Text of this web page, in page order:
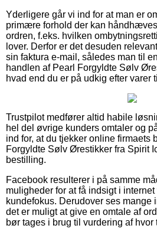
Yderligere går vi ind for at man er
primære forhold der kan
ordren, f.eks. hvilken
lover. Derfor er det desuden
sin faktura e-mail, således man til
handlen af Pearl Forgyldte Sølv
hvad end du er på udkig efter varer
Trustpilot medfører altid habile
hel del øvrige kunders omtaler og
ind for, at du tjekker online firmaets
Forgyldte Sølv Ørestikker fra Spirit
bestilling.
Facebook resulterer i på samme
muligheder for at få indsigt i
kundefokus. Derudover ses mange
det er muligt at give en omtale af
bør tages i brug til vurdering af hvor